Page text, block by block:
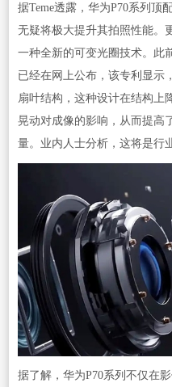
据Teme透露，华为P70系列顶
无疑将极大提升其拍照性能。
一种全新的可变光圈技术。此
已经在网上公布，该专利显示
扇叶结构，这种设计在结构上
晃动对成像的影响，从而提高
量。业内人士分析，这将是行
据了解，华为P70系列不仅在